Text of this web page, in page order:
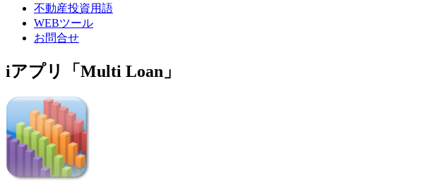
不動産投資用語
WEBツール
お問合せ
iアプリ「Multi Loan」